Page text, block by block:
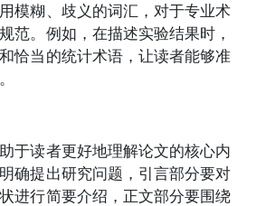
模糊、歧义的词汇，对于专业术
范。例如，在描述实验结果时，
恰当的统计术语，让读者能够准
于读者更好地理解论文的核心内
确提出研究问题，引言部分要对
进行简要介绍，正文部分要围绕